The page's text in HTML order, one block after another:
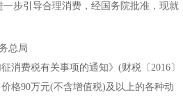
步引导合理消费，经国务院批准，现就
费税有关事项的通知》(财税〔2016〕
格90万元(不含增值税)及以上的各种动